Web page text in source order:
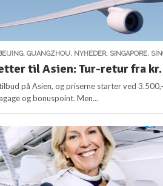
,GUANGZHOU, NYHEDER, SINGAPORE,
til Asien: Tur-retur fra kr.
på Asien, og priserne starter ved
og bonuspoint. Men...